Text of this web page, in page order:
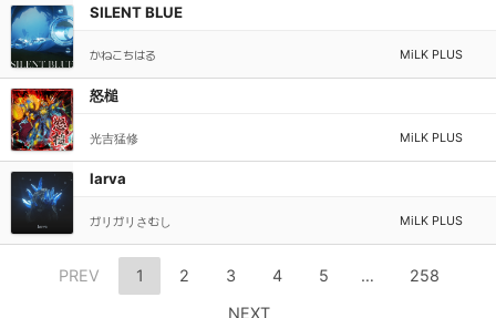
SILENT BLUE
かねこちはる MiLK PLUS
怒槌
光吉猛修 MiLK PLUS
larva
ガリガリさむし MiLK PLUS
PREV 1 2 3 4 5 … 258
NEXT